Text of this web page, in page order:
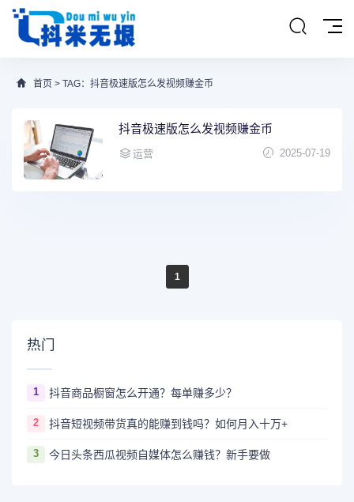
首页 > TAG：抖音极速版怎么发视频赚金币
抖音极速版怎么发视频赚金币
运营 2025-07-19
1
热门
1 抖音商品橱窗怎么开通？每单赚多少？
2 抖音短视频带货真的能赚到钱吗？如何月入十万+
3 今日头条西瓜视频自媒体怎么赚钱？新手要做